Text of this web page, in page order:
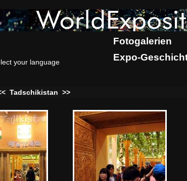
your language
Fotogalerien
Expo-
Tadschikistan >>